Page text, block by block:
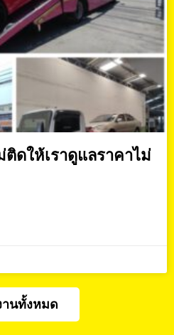
ติดให้เราดูแลราคาไม่
านทั้งหมด